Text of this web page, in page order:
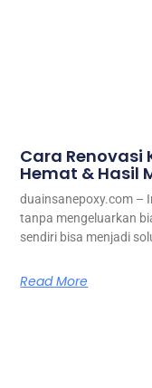
Cara Renovasi
Hemat & Hasil
duainsanepoxy.com –
tanpa mengeluarkan
sendiri bisa menjadi
Read More